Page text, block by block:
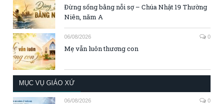
Đừng sống bằng nỗi sợ – Chúa Nhật 19 Thường
Niên, năm A
06/08/2026 0
Mẹ vẫn luôn thương con
MỤC VỤ GIÁO XỨ
06/08/2026 0